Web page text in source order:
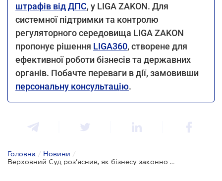
штрафів від ДПС, у LIGA ZAKON. Для
системної підтримки та контролю
регуляторного середовища LIGA ZAKON
пропонує рішення LIGA360, створене для
ефективної роботи бізнесів та державних
органів. Побачте переваги в дії, замовивши
персональну консультацію.
Головна / Новини /
Верховний Суд роз’яснив, як бізнесу законно надавати знижки та уникати штрафів ДПС